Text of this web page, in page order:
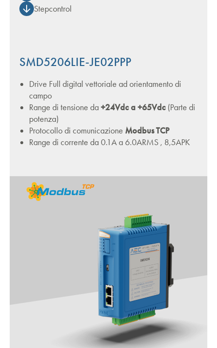
Stepcontrol
SMD5206LIE-JE02PPP
Drive Full digital vettoriale ad orientamento di
campo
Range di tensione da+24Vdc a +65Vdc (Parte di
potenza)
Protocollo di comunicazione Modbus TCP
Range di corrente da 0.1A a 6.0ARMS , 8,5APK